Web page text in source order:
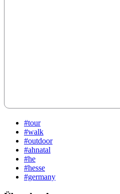
#tour
#walk
#outdoor
#ahnatal
#he
#hesse
#germany